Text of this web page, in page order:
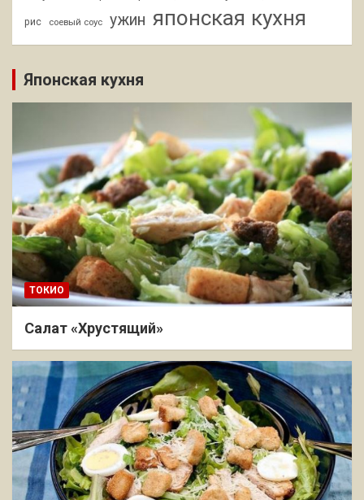
рис соевый соус ужин японская кухня
Японская кухня
ТОКИО
Салат «Хрустящий»